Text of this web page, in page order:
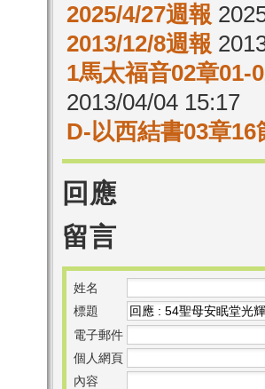
2025/4/27週報
2013/12/8週報
1馬太福音02章01-
2013/04/04 15:17
D-以西結書03章
回應
留言
姓名
標題
電子郵件
個人網頁
內容